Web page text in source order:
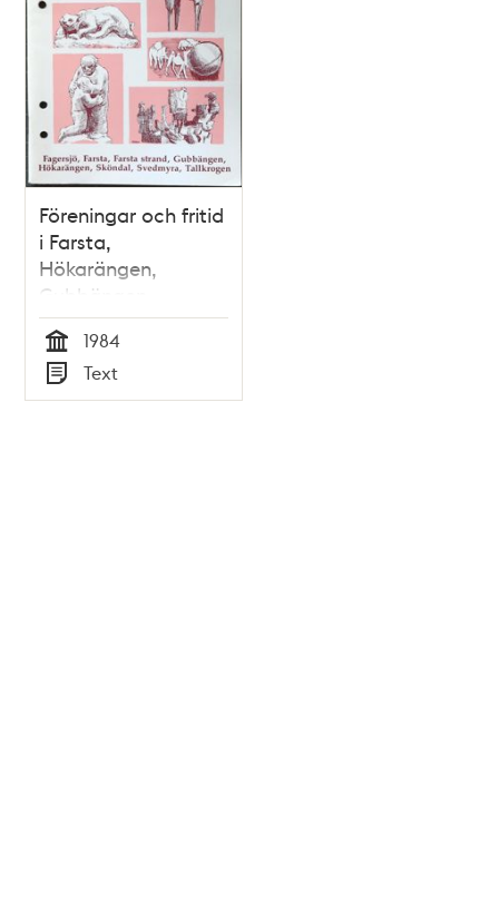
Föreningar och fritid
i Farsta,
Hökarängen,
Gubbängen,
Sköndal, Svedmyra
och Tallkrogen
Tid
1984
Typ
Text